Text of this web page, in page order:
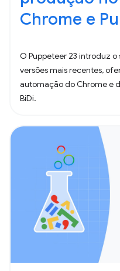
Chrome e
O Puppeteer 23 introduz o
versões mais recentes,
automação do Chrome e
BiDi.